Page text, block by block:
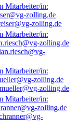
zolling.de
zolling.de